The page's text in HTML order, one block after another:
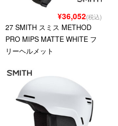
¥36,052(税込)
27 SMITH スミス METHOD
PRO MIPS MATTE WHITE フ
リーヘルメット